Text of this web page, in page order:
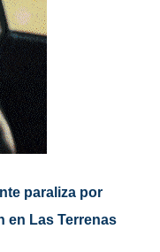
paraliza por
en Las Terrenas